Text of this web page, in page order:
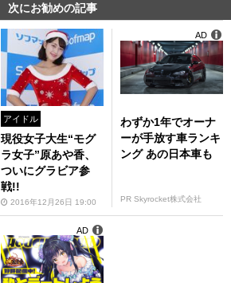
次にお勧めの記事
アイドル
現役女子大生“モグ
ラ女子”原あや香、
ついにグラビア参
戦!!
2016年12月26日 19:00
わずか1年でオーナ
ーが手放す車ランキ
ング あの日本車も
PR Skyrocket株式会社
AD
AD